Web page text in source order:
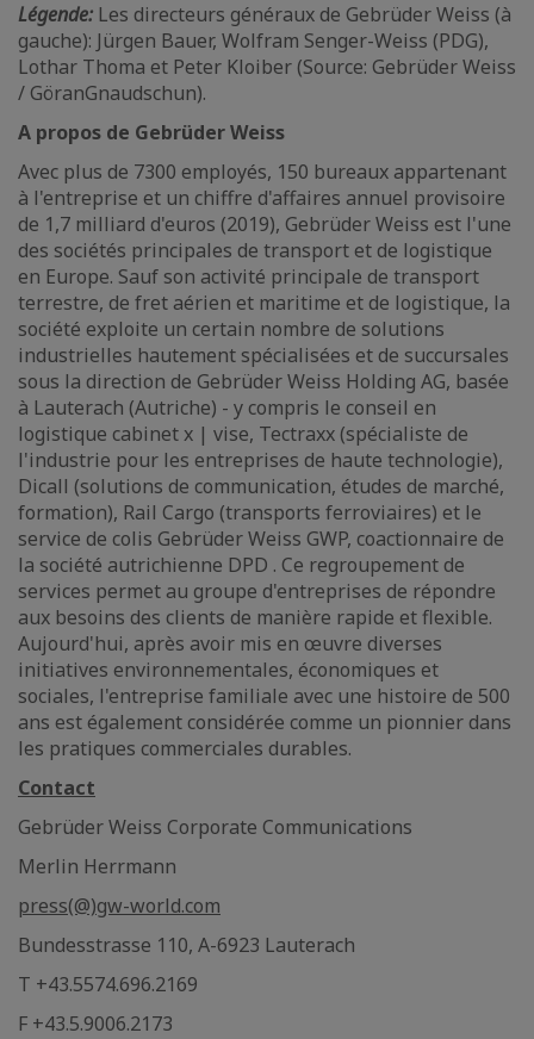
Légende: Les directeurs généraux de Gebrüder Weiss (à
gauche): Jürgen Bauer, Wolfram Senger-Weiss (PDG),
Lothar Thoma et Peter Kloiber (Source: Gebrüder Weiss
/ GöranGnaudschun).
A propos de Gebrüder Weiss
Avec plus de 7300 employés, 150 bureaux appartenant
à l'entreprise et un chiffre d'affaires annuel provisoire
de 1,7 milliard d'euros (2019), Gebrüder Weiss est l'une
des sociétés principales de transport et de logistique
en Europe. Sauf son activité principale de transport
terrestre, de fret aérien et maritime et de logistique, la
société exploite un certain nombre de solutions
industrielles hautement spécialisées et de succursales
sous la direction de Gebrüder Weiss Holding AG, basée
à Lauterach (Autriche) - y compris le conseil en
logistique cabinet x | vise, Tectraxx (spécialiste de
l'industrie pour les entreprises de haute technologie),
Dicall (solutions de communication, études de marché,
formation), Rail Cargo (transports ferroviaires) et le
service de colis Gebrüder Weiss GWP, coactionnaire de
la société autrichienne DPD . Ce regroupement de
services permet au groupe d'entreprises de répondre
aux besoins des clients de manière rapide et flexible.
Aujourd'hui, après avoir mis en œuvre diverses
initiatives environnementales, économiques et
sociales, l'entreprise familiale avec une histoire de 500
ans est également considérée comme un pionnier dans
les pratiques commerciales durables.
Contact
Gebrüder Weiss Corporate Communications
Merlin Herrmann
press(@)gw-world.com
Bundesstrasse 110, A-6923 Lauterach
T +43.5574.696.2169
F +43.5.9006.2173